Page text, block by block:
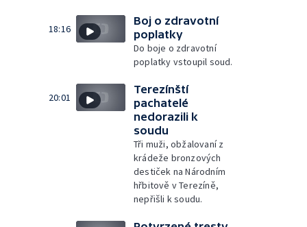
18:16
Boj o zdravotní
poplatky
Do boje o zdravotní
poplatky vstoupil soud.
20:01
Terezínští
pachatelé
nedorazili k
soudu
Tři muži, obžalovaní z
krádeže bronzových
destiček na Národním
hřbitově v Terezíně,
nepřišli k soudu.